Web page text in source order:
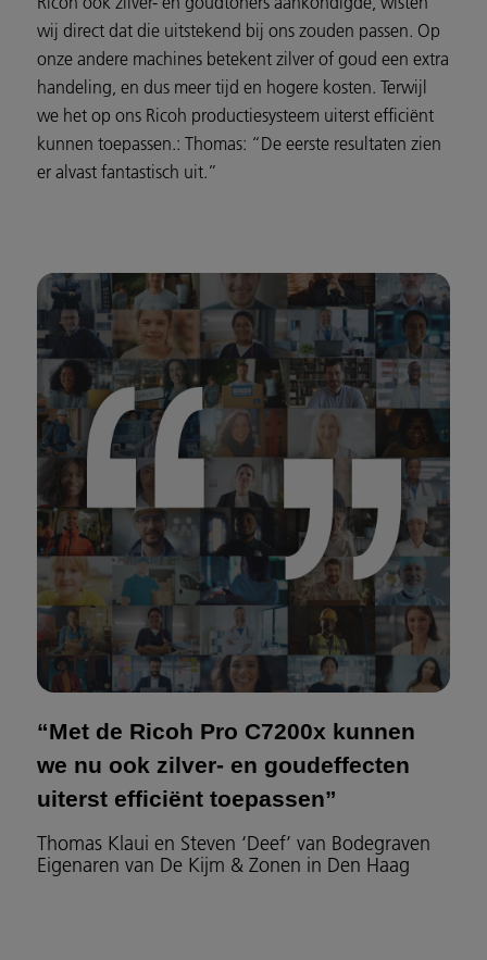
wij direct dat die uitstekend bij ons zouden passen. Op
onze andere machines betekent zilver of goud een extra
handeling, en dus meer tijd en hogere kosten. Terwijl
we het op ons Ricoh productiesysteem uiterst efficiënt
kunnen toepassen.: Thomas: “De eerste resultaten zien
er alvast fantastisch uit.”
“Met de Ricoh Pro C7200x kunnen
we nu ook zilver- en goudeffecten
uiterst efficiënt toepassen”
Thomas Klaui en Steven ‘Deef’ van Bodegraven
Eigenaren van De Kijm & Zonen in Den Haag